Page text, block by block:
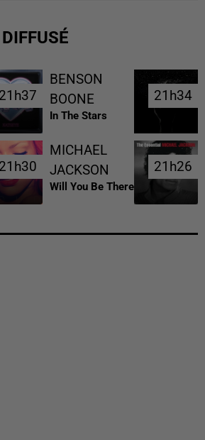
21h37
21h37
BENSON
BOONE
In The Stars
21h34
21h34
21h30
21h30
MICHAEL
JACKSON
Will You Be There
21h26
21h26